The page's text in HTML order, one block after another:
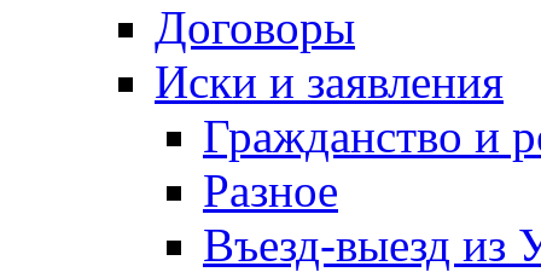
Договоры
Иски и заявления
Гражданство и
Разное
Въезд-выезд из